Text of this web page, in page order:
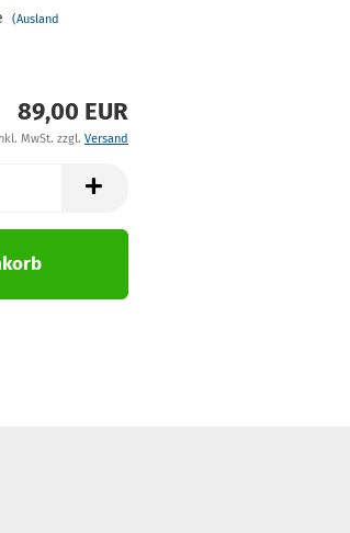
(Ausland
89,00 EUR
MwSt. zzgl. Versand